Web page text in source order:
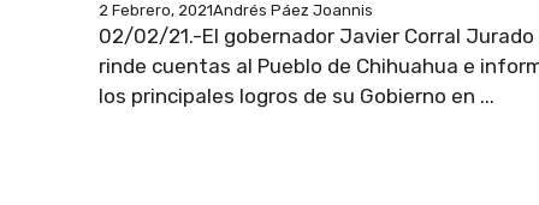
2 Febrero, 2021Andrés Páez Joannis
02/02/21.-El gobernador Javier Corral Jurado
rinde cuentas al Pueblo de Chihuahua e
los principales logros de su Gobierno en ...